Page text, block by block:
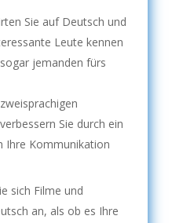
Sie auf Deutsch und
Leute kennen
jemanden fürs
Sie durch ein
Ihre Kommunikation
sich Filme und
an, als ob es Ihre